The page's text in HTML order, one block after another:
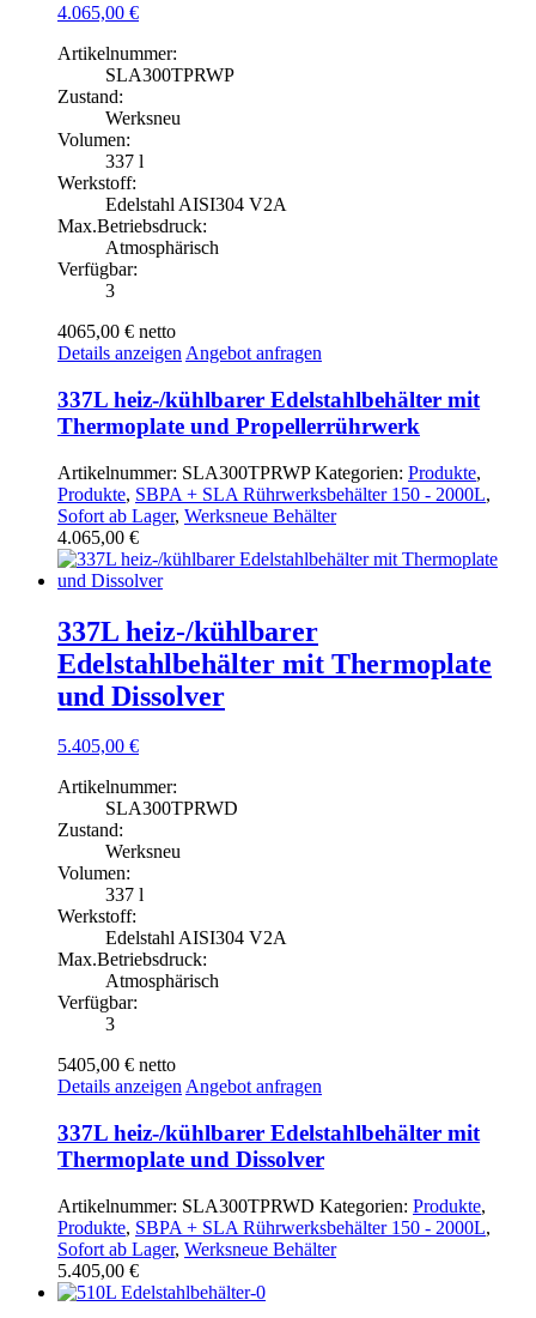
4.065,00 €
Artikelnummer:
SLA300TPRWP
Zustand:
Werksneu
Volumen:
337 l
Werkstoff:
Edelstahl AISI304 V2A
Max.Betriebsdruck:
Atmosphärisch
Verfügbar:
3
4065,00 € netto
Details anzeigen Angebot anfragen
337L heiz-/kühlbarer Edelstahlbehälter mit
Thermoplate und Propellerrührwerk
Artikelnummer: SLA300TPRWP Kategorien: Produkte,
Produkte, SBPA + SLA Rührwerksbehälter 150 - 2000L,
Sofort ab Lager, Werksneue Behälter
4.065,00 €
337L heiz-/kühlbarer
Edelstahlbehälter mit Thermoplate
und Dissolver
5.405,00 €
Artikelnummer:
SLA300TPRWD
Zustand:
Werksneu
Volumen:
337 l
Werkstoff:
Edelstahl AISI304 V2A
Max.Betriebsdruck:
Atmosphärisch
Verfügbar:
3
5405,00 € netto
Details anzeigenAngebot anfragen
337L heiz-/kühlbarer Edelstahlbehälter mit
Thermoplate und Dissolver
Artikelnummer: SLA300TPRWD Kategorien: Produkte,
Produkte, SBPA + SLA Rührwerksbehälter 150 - 2000L,
Sofort ab Lager, Werksneue Behälter
5.405,00 €